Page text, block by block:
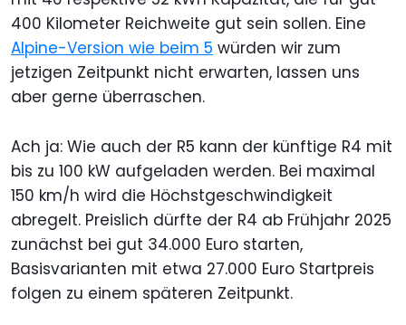
400 Kilometer Reichweite gut sein sollen. Eine
Alpine-Version wie beim 5 würden wir zum
jetzigen Zeitpunkt nicht erwarten, lassen uns
aber gerne überraschen.
Ach ja: Wie auch der R5 kann der künftige R4 mit
bis zu 100 kW aufgeladen werden. Bei maximal
150 km/h wird die Höchstgeschwindigkeit
abregelt. Preislich dürfte der R4 ab Frühjahr 2025
zunächst bei gut 34.000 Euro starten,
Basisvarianten mit etwa 27.000 Euro Startpreis
folgen zu einem späteren Zeitpunkt.